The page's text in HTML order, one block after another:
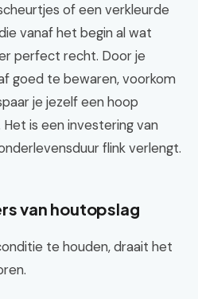
of een verkleurde
vanaf het begin al wat
perfect recht. Door je
goed te bewaren, voorkom
je jezelf een hoop
is een investering van
flink verlengt.
van houtopslag
te houden, draait het